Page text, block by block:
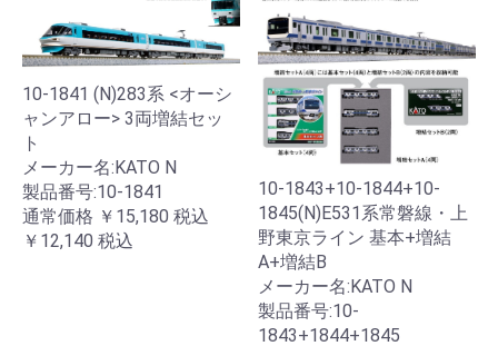
10-1841 (N)283系 <オーシ
ャンアロー> 3両増結セッ
ト
メーカー名:KATO N
製品番号:10-1841
通常価格 ￥15,180 税込
￥12,140 税込
10-1843+10-1844+10-
1845(N)E531系常磐線・上
野東京ライン 基本+増結
A+増結B
メーカー名:KATO N
製品番号:10-
1843+1844+1845